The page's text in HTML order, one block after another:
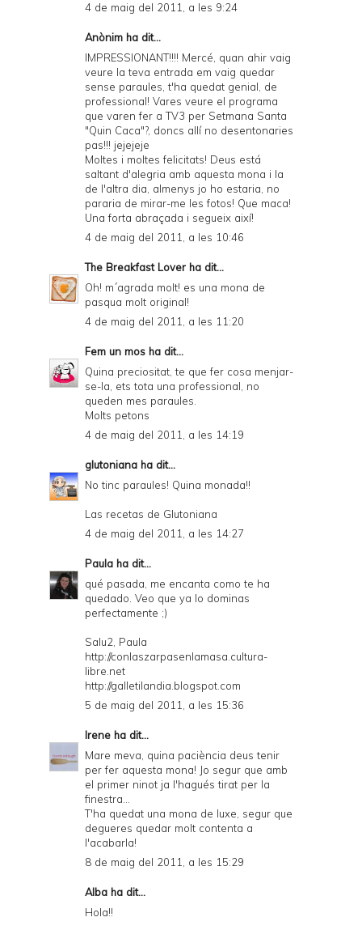
4 de maig del 2011, a les 9:24
Anònim ha dit...
IMPRESSIONANT!!!! Mercé, quan ahir vaig
veure la teva entrada em vaig quedar
sense paraules, t'ha quedat genial, de
professional! Vares veure el programa
que varen fer a TV3 per Setmana Santa
"Quin Caca"?, doncs allí no desentonaries
pas!!! jejejeje
Moltes i moltes felicitats! Deus está
saltant d'alegria amb aquesta mona i la
de l'altra dia, almenys jo ho estaria, no
pararia de mirar-me les fotos! Que maca!
Una forta abraçada i segueix així!
4 de maig del 2011, a les 10:46
The Breakfast Lover ha dit...
Oh! m´agrada molt! es una mona de
pasqua molt original!
4 de maig del 2011, a les 11:20
Fem un mos ha dit...
Quina preciositat, te que fer cosa menjar-
se-la, ets tota una professional, no
queden mes paraules.
Molts petons
4 de maig del 2011, a les 14:19
glutoniana ha dit...
No tinc paraules! Quina monada!!
Las recetas de Glutoniana
4 de maig del 2011, a les 14:27
Paula ha dit...
qué pasada, me encanta como te ha
quedado. Veo que ya lo dominas
perfectamente ;)
Salu2, Paula
http://conlaszarpasenlamasa.cultura-
libre.net
http://galletilandia.blogspot.com
5 de maig del 2011, a les 15:36
Irene ha dit...
Mare meva, quina paciència deus tenir
per fer aquesta mona! Jo segur que amb
el primer ninot ja l'hagués tirat per la
finestra...
T'ha quedat una mona de luxe, segur que
degueres quedar molt contenta a
l'acabarla!
8 de maig del 2011, a les 15:29
Alba ha dit...
Hola!!